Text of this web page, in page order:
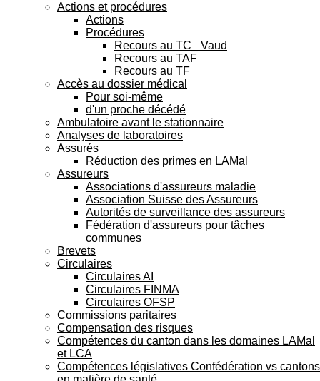
Actions et procédures
Actions
Procédures
Recours au TC_ Vaud
Recours au TAF
Recours au TF
Accès au dossier médical
Pour soi-même
d'un proche décédé
Ambulatoire avant le stationnaire
Analyses de laboratoires
Assurés
Réduction des primes en LAMal
Assureurs
Associations d'assureurs maladie
Association Suisse des Assureurs
Autorités de surveillance des assureurs
Fédération d'assureurs pour tâches
communes
Brevets
Circulaires
Circulaires AI
Circulaires FINMA
Circulaires OFSP
Commissions paritaires
Compensation des risques
Compétences du canton dans les domaines LAMal
et LCA
Compétences législatives Confédération vs cantons